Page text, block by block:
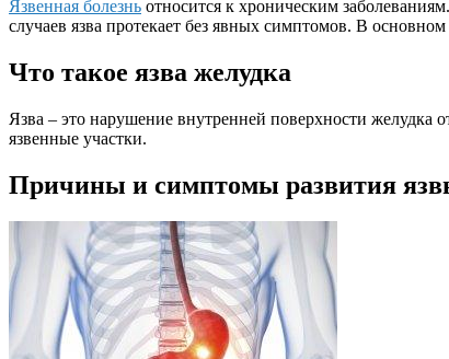
Язвенная болезнь относится к хроническим
случаев язва протекает без явных симптомов. В
Что такое язва желудка
Язва – это нарушение внутренней поверхности желудка
язвенные участки.
Причины и симптомы развития